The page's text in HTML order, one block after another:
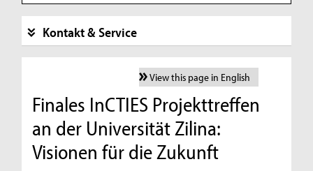
Kontakt & Service
View this page in English
Finales InCTIES Projekttreffen
an der Universität Zilina:
Visionen für die Zukunft